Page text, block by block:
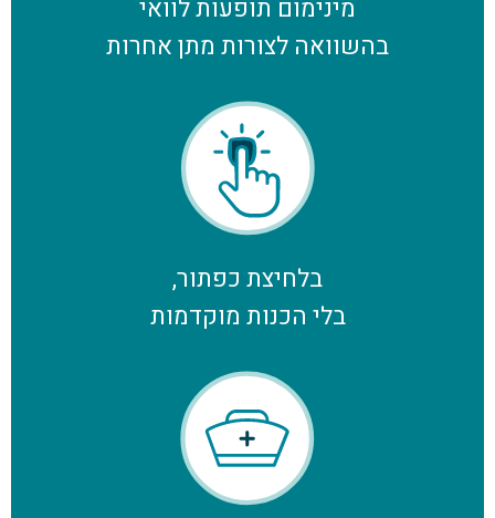
מינימום תופעות לוואי
בהשוואה לצורות מתן אחרות
בלחיצת כפתור,
בלי הכנות מוקדמות